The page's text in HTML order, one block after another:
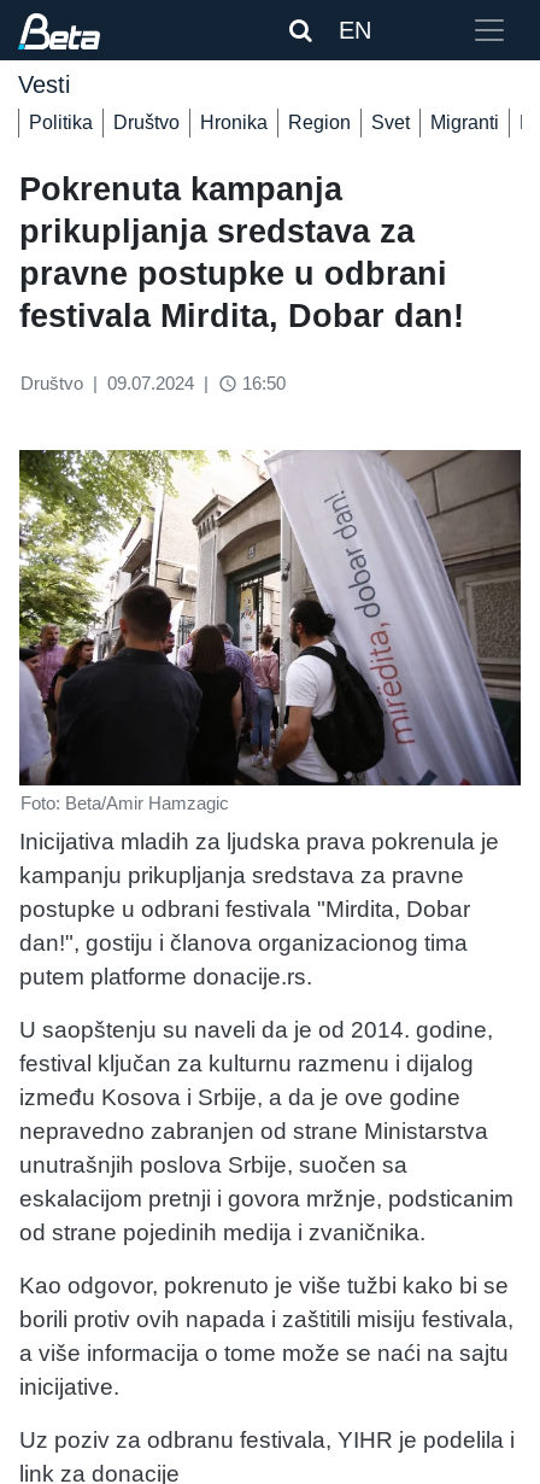
EN
Vesti
Politika Društvo Hronika Region Svet Migranti
Pokrenuta kampanja
prikupljanja sredstava za
pravne postupke u odbrani
festivala Mirdita, Dobar dan!
Društvo | 09.07.2024 | access_time 16:50
Foto: Beta/Amir Hamzagic
Inicijativa mladih za ljudska prava pokrenula je
kampanju prikupljanja sredstava za pravne
postupke u odbrani festivala "Mirdita, Dobar
dan!", gostiju i članova organizacionog tima
putem platforme donacije.rs.
U saopštenju su naveli da je od 2014. godine,
festival ključan za kulturnu razmenu i dijalog
između Kosova i Srbije, a da je ove godine
nepravedno zabranjen od strane Ministarstva
unutrašnjih poslova Srbije, suočen sa
eskalacijom pretnji i govora mržnje, podsticanim
od strane pojedinih medija i zvaničnika.
Kao odgovor, pokrenuto je više tužbi kako bi se
borili protiv ovih napada i zaštitili misiju festivala,
a više informacija o tome može se naći na sajtu
inicijative.
Uz poziv za odbranu festivala, YIHR je podelila i
link za donacije